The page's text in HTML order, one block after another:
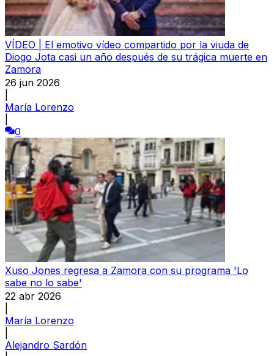
VÍDEO | El emotivo vídeo compartido por la viuda de
Diogo Jota casi un año después de su trágica muerte en
Zamora
26 jun 2026
María Lorenzo
0
Xuso Jones regresa a Zamora con su programa 'Lo
sabe no lo sabe'
22 abr 2026
María Lorenzo
Alejandro Sardón